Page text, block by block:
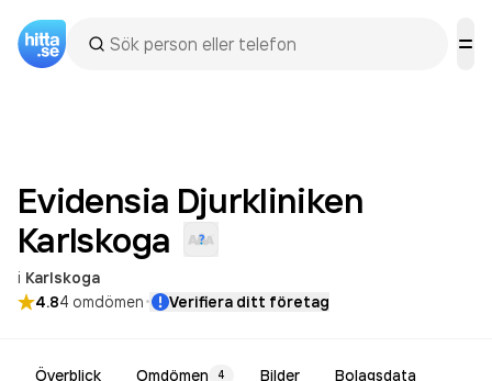
Evidensia Djurkliniken
Karlskoga
i Karlskoga
4.84 omdömen· Verifiera ditt företag
Överblick Omdömen 4 Bilder Bolagsdata